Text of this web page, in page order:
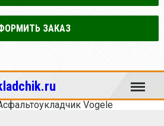
ЗАКАЗ
Меню
Vogele